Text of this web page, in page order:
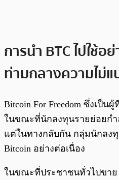
การนำ BTC ไปใช้อ
ท่ามกลางความไม่
Bitcoin For Freedom ซึ่งเป็
ในขณะที่นักลงทุนรายย่อยกำ
แต่ในทางกลับกัน กลุ่มนักลง
Bitcoin อย่างต่อเนื่อง
ในขณะที่ประชาชนทั่วไปขาย